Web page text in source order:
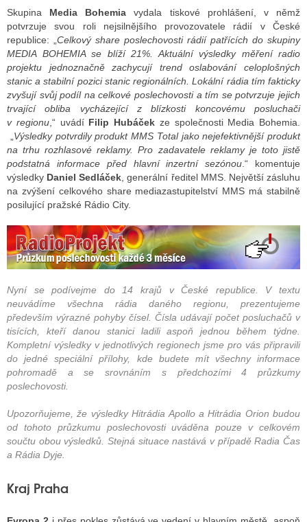
Skupina Media Bohemia vydala tiskové prohlášení, v němž
potvrzuje svou roli nejsilnějšího provozovatele rádií v České
republice: „Celkový share poslechovosti rádií patřících do skupiny
MEDIA BOHEMIA se blíží 21%. Aktuální výsledky měření radio
projektu jednoznačně zachycují trend oslabování celoplošných
stanic a stabilní pozici stanic regionálních. Lokální rádia tím fakticky
zvyšují svůj podíl na celkové poslechovosti a tím se potvrzuje jejich
trvající obliba vycházející z blízkosti koncovému posluchači
v regionu,“ uvádí Filip Hubáček ze společnosti Media Bohemia.
„Výsledky potvrdily produkt MMS Total jako nejefektivnější produkt
na trhu rozhlasové reklamy. Pro zadavatele reklamy je toto jistě
podstatná informace před hlavní inzertní sezónou.“ komentuje
výsledky Daniel Sedláček, generální ředitel MMS. Největší zásluhu
na zvýšení celkového share mediazastupitelství MMS má stabilně
posilující pražské Rádio City.
Nyní se podívejme do 14 krajů v České republice. V textu
neuvádíme všechna rádia daného regionu, prezentujeme
především výrazné pohyby čísel. Čísla udávají počet posluchačů v
tisících, kteří danou stanici ladili aspoň jednou během týdne.
Kompletní výsledky v jednotlivých regionech jsme pro vás připravili
do jedné speciální přílohy, kde budete mít všechny informace
pohromadě a se srovnáním s předchozími 4 průzkumy
poslechovosti.
Upozorňujeme, že výsledky Hitrádia Apollo a Hitrádia Orion budou
od tohoto průzkumu poslechovosti uváděna pouze v celkovém
součtu obou výsledků. Stejná situace nastává v případě Radia Čas
a Rádia Dyje.
Kraj Praha